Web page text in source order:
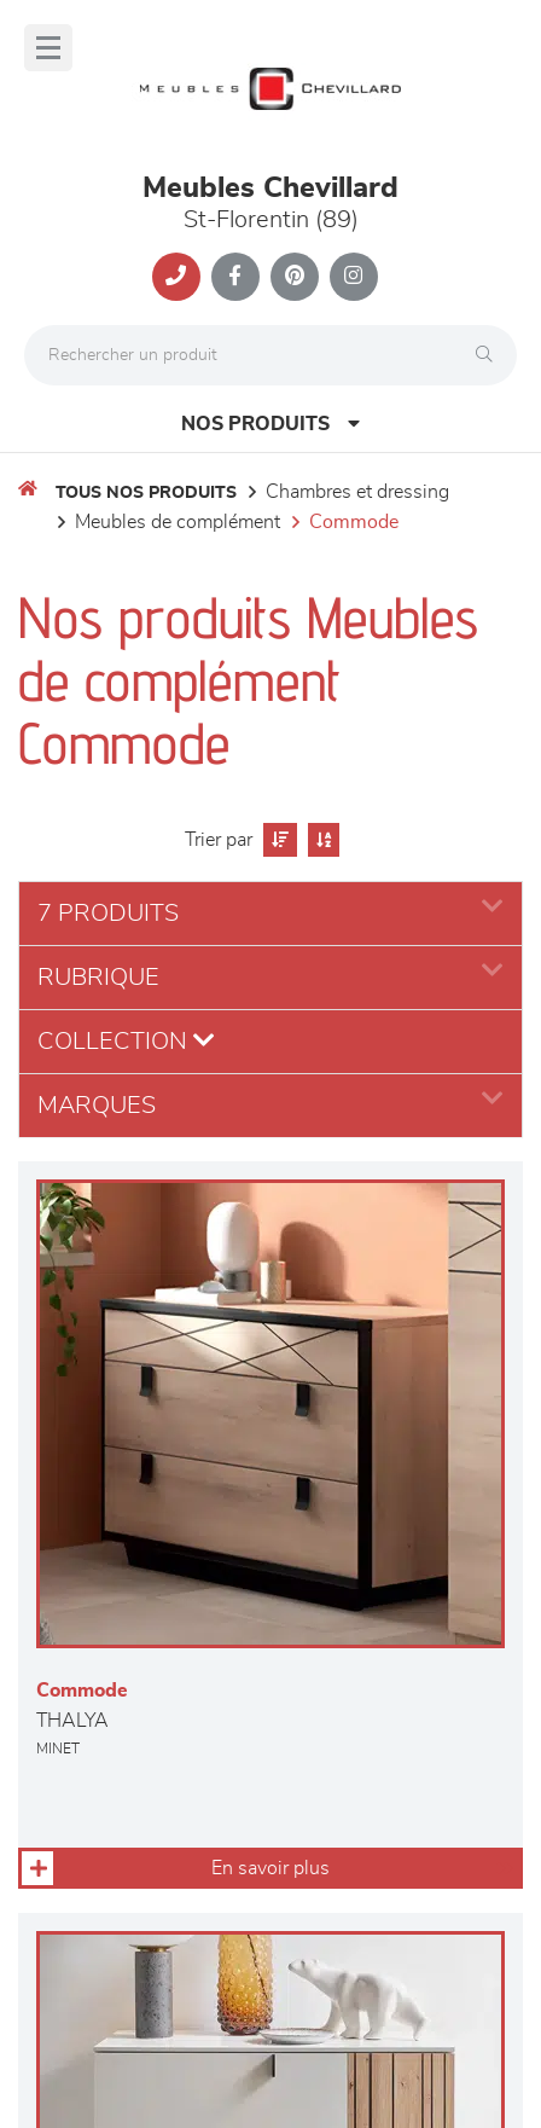
Meubles Chevillard
St-Florentin (89)
NOS PRODUITS
séjours
meubles de complément
chambres et dressing
décoration
TOUS NOS PRODUITS
chambres et dressing
meubles de complément
commode
Nos produits Meubles
de complément
Commode
Trier par
7 PRODUITS
RUBRIQUE
COLLECTION
MARQUES
Commode
THALYA
MINET
En savoir plus